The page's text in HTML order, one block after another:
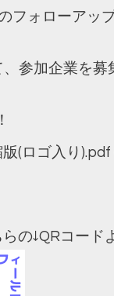
フォローアッ
参加企業を募
(ロゴ入り).pdf
の↓QRコード